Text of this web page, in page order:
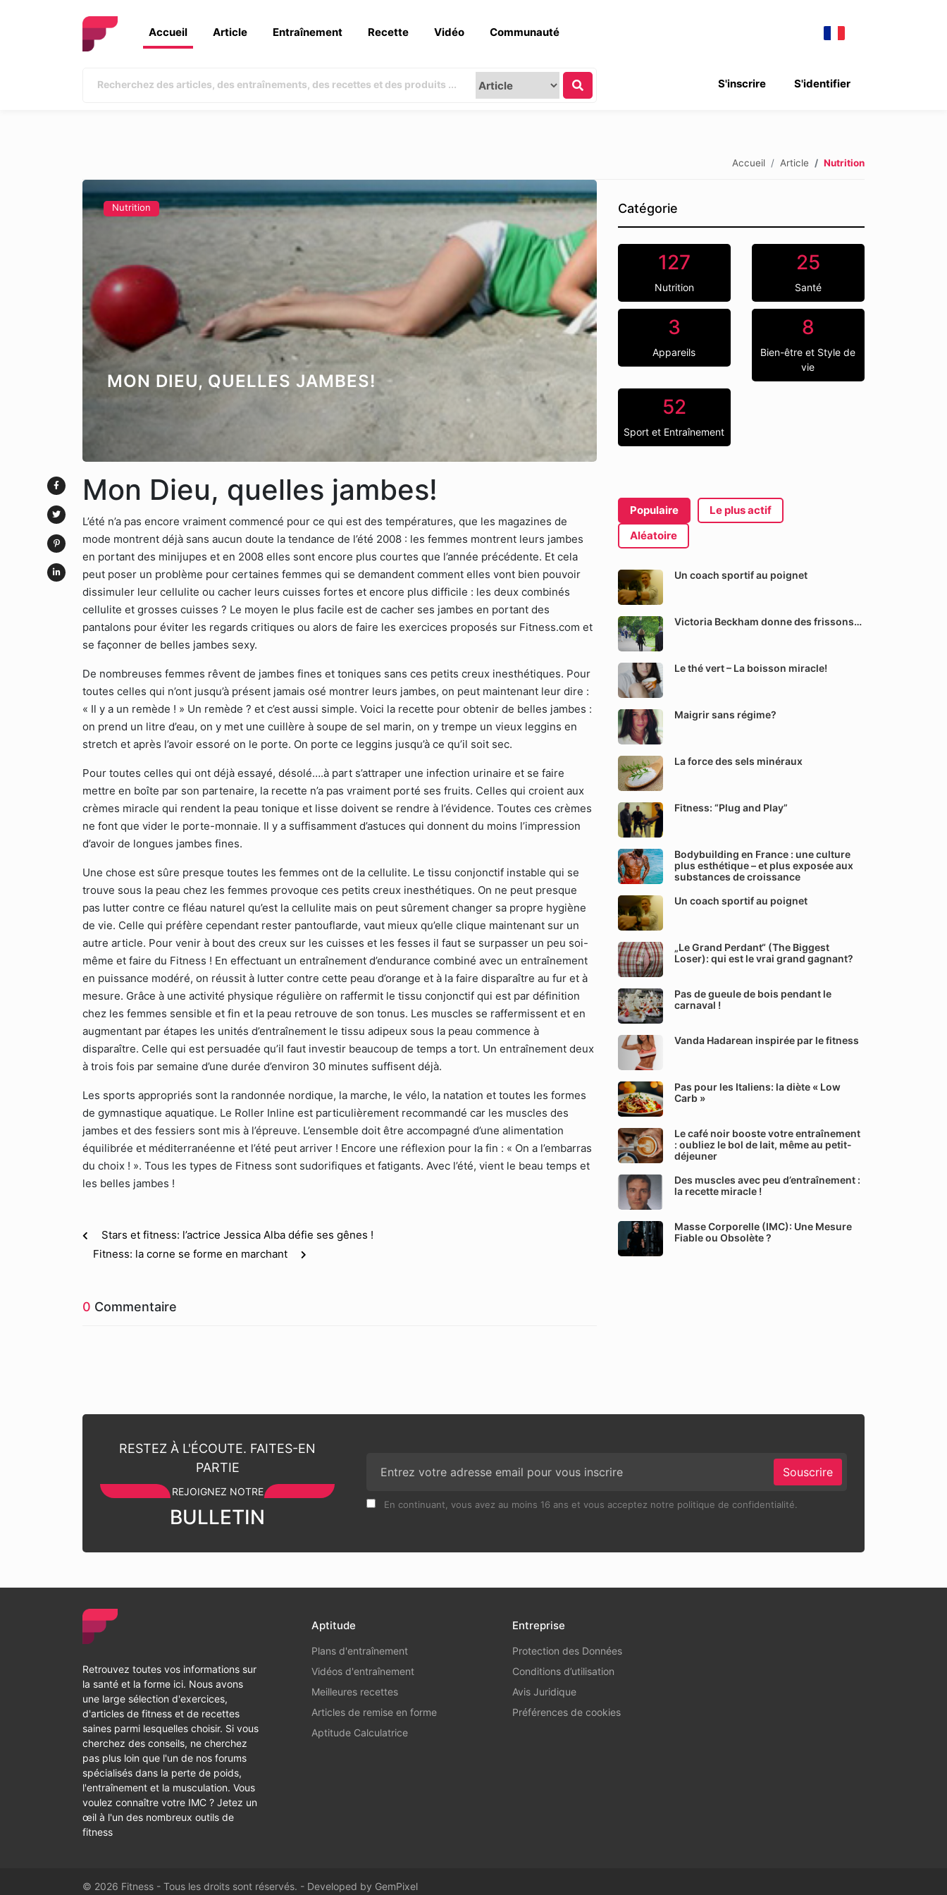
Accueil Article Entraînement Recette Vidéo Communauté
S'identifier
S'inscrire
Accueil Article Nutrition
Nutrition
MON DIEU, QUELLES JAMBES!
Mon Dieu, quelles jambes!
L’été n’a pas encore vraiment commencé pour ce qui est des températures, que les magazines de
mode montrent déjà sans aucun doute la tendance de l’été 2008 : les femmes montrent leurs jambes
en portant des minijupes et en 2008 elles sont encore plus courtes que l’année précédente. Et cela
peut poser un problème pour certaines femmes qui se demandent comment elles vont bien pouvoir
dissimuler leur cellulite ou cacher leurs cuisses fortes et encore plus difficile : les deux combinés
cellulite et grosses cuisses ? Le moyen le plus facile est de cacher ses jambes en portant des
pantalons pour éviter les regards critiques ou alors de faire les exercices proposés sur Fitness.com et
se façonner de belles jambes sexy.
De nombreuses femmes rêvent de jambes fines et toniques sans ces petits creux inesthétiques. Pour
toutes celles qui n’ont jusqu’à présent jamais osé montrer leurs jambes, on peut maintenant leur dire :
« Il y a un remède ! » Un remède ? et c’est aussi simple. Voici la recette pour obtenir de belles jambes :
on prend un litre d’eau, on y met une cuillère à soupe de sel marin, on y trempe un vieux leggins en
stretch et après l’avoir essoré on le porte. On porte ce leggins jusqu’à ce qu’il soit sec.
Pour toutes celles qui ont déjà essayé, désolé….à part s’attraper une infection urinaire et se faire
mettre en boîte par son partenaire, la recette n’a pas vraiment porté ses fruits. Celles qui croient aux
crèmes miracle qui rendent la peau tonique et lisse doivent se rendre à l’évidence. Toutes ces crèmes
ne font que vider le porte-monnaie. Il y a suffisamment d’astuces qui donnent du moins l’impression
d’avoir de longues jambes fines.
Une chose est sûre presque toutes les femmes ont de la cellulite. Le tissu conjonctif instable qui se
trouve sous la peau chez les femmes provoque ces petits creux inesthétiques. On ne peut presque
pas lutter contre ce fléau naturel qu’est la cellulite mais on peut sûrement changer sa propre hygiène
de vie. Celle qui préfère cependant rester pantouflarde, vaut mieux qu’elle clique maintenant sur un
autre article. Pour venir à bout des creux sur les cuisses et les fesses il faut se surpasser un peu soi-
même et faire du Fitness ! En effectuant un entraînement d’endurance combiné avec un entraînement
en puissance modéré, on réussit à lutter contre cette peau d’orange et à la faire disparaître au fur et à
mesure. Grâce à une activité physique régulière on raffermit le tissu conjonctif qui est par définition
chez les femmes sensible et fin et la peau retrouve de son tonus. Les muscles se raffermissent et en
augmentant par étapes les unités d’entraînement le tissu adipeux sous la peau commence à
disparaître. Celle qui est persuadée qu’il faut investir beaucoup de temps a tort. Un entraînement deux
à trois fois par semaine d’une durée d’environ 30 minutes suffisent déjà.
Les sports appropriés sont la randonnée nordique, la marche, le vélo, la natation et toutes les formes
de gymnastique aquatique. Le Roller Inline est particulièrement recommandé car les muscles des
jambes et des fessiers sont mis à l’épreuve. L’ensemble doit être accompagné d’une alimentation
équilibrée et méditerranéenne et l’été peut arriver ! Encore une réflexion pour la fin : « On a l’embarras
du choix ! ». Tous les types de Fitness sont sudorifiques et fatigants. Avec l’été, vient le beau temps et
les belles jambes !
Stars et fitness: l’actrice Jessica Alba défie ses gênes !
Fitness: la corne se forme en marchant
0 Commentaire
Catégorie
127
Nutrition
25
Santé
3
Appareils
8
Bien-être et Style de
vie
52
Sport et Entraînement
Populaire
Le plus actif
Aléatoire
Un coach sportif au poignet
Victoria Beckham donne des frissons…
Le thé vert – La boisson miracle!
Maigrir sans régime?
La force des sels minéraux
Fitness: “Plug and Play”
Bodybuilding en France : une culture
plus esthétique – et plus exposée aux
substances de croissance
Un coach sportif au poignet
„Le Grand Perdant“ (The Biggest
Loser): qui est le vrai grand gagnant?
Pas de gueule de bois pendant le
carnaval !
Vanda Hadarean inspirée par le fitness
Pas pour les Italiens: la diète « Low
Carb »
Le café noir booste votre entraînement
: oubliez le bol de lait, même au petit-
déjeuner
Des muscles avec peu d’entraînement :
la recette miracle !
Masse Corporelle (IMC): Une Mesure
Fiable ou Obsolète ?
RESTEZ À L'ÉCOUTE. FAITES-EN
PARTIE
REJOIGNEZ NOTRE
BULLETIN
Souscrire
En continuant, vous avez au moins 16 ans et vous acceptez notre politique de confidentialité.
Retrouvez toutes vos informations sur
la santé et la forme ici. Nous avons
une large sélection d'exercices,
d'articles de fitness et de recettes
saines parmi lesquelles choisir. Si vous
cherchez des conseils, ne cherchez
pas plus loin que l'un de nos forums
spécialisés dans la perte de poids,
l'entraînement et la musculation. Vous
voulez connaître votre IMC ? Jetez un
œil à l'un des nombreux outils de
fitness
Aptitude
Plans d'entraînement
Vidéos d'entraînement
Meilleures recettes
Articles de remise en forme
Aptitude Calculatrice
Entreprise
Protection des Données
Conditions d’utilisation
Avis Juridique
Préférences de cookies
© 2026 Fitness - Tous les droits sont réservés. - Developed by GemPixel